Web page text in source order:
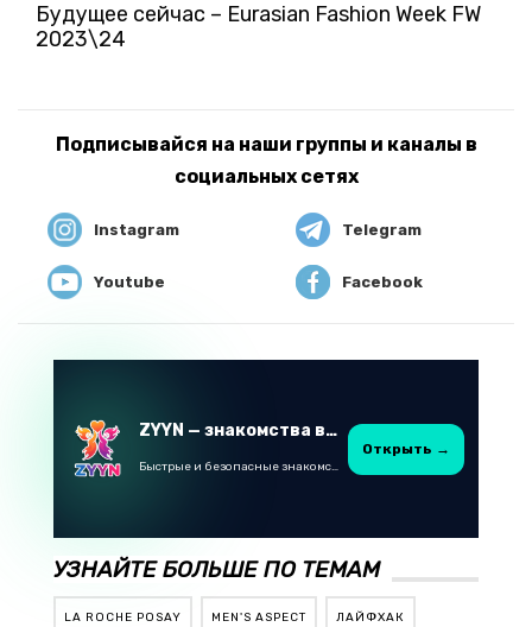
Будущее сейчас – Eurasian Fashion Week FW
2023\24
Подписывайся на наши группы и каналы в
социальных сетях
Instagram Telegram
Youtube Facebook
ZYYN — знакомства в Казахстане
Быстрые и безопасные знакомства в Telegram
Открыть →
УЗНАЙТЕ БОЛЬШЕ ПО ТЕМАМ
LA ROCHE POSAY MEN'S ASPECT ЛАЙФХАК